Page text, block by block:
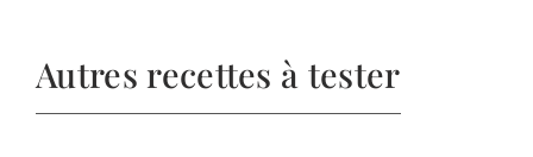
Autres recettes à tester